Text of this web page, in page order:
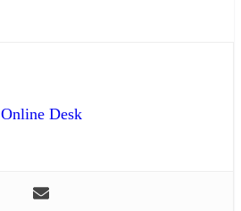
Online Desk